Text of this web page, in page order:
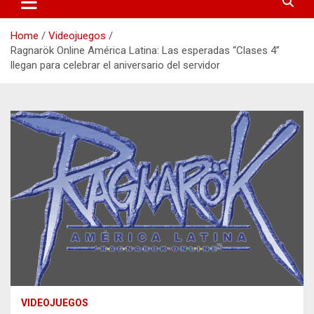
Home
Videojuegos
Ragnarök Online América Latina: Las esperadas “Clases 4”
llegan para celebrar el aniversario del servidor
VIDEOJUEGOS